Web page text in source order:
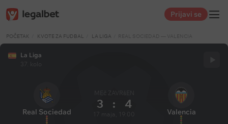
Prijavi se
POČETAK KVOTE ZA FUDBAL LA LIGA REAL SOCIEDAD — VALENCIA
La Liga
Real Sociedad
3 : 4
Valencia